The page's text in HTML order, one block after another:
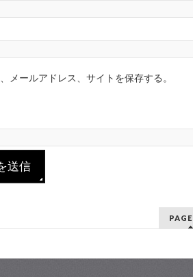
メールアドレス、サイトを保存する。